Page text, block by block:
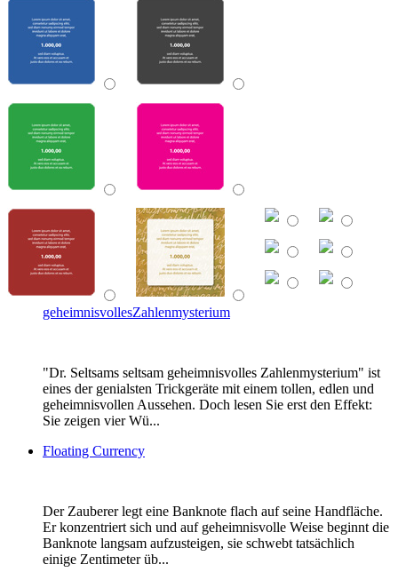
geheimnisvollesZahlenmysterium
"Dr. Seltsams seltsam geheimnisvolles Zahlenmysterium" ist
eines der genialsten Trickgeräte mit einem tollen, edlen und
geheimnisvollen Aussehen. Doch lesen Sie erst den Effekt:
Sie zeigen vier Wü...
Floating Currency
Der Zauberer legt eine Banknote flach auf seine Handfläche.
Er konzentriert sich und auf geheimnisvolle Weise beginnt die
Banknote langsam aufzusteigen, sie schwebt tatsächlich
einige Zentimeter üb...